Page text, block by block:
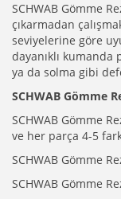
SCHWAB Gömme
çıkarmadan
seviyelerine göre
dayanıklı
ya da solma gibi
SCHWAB Gömme
SCHWAB Gömme
ve her parça 4-5
SCHWAB Gömme
SCHWAB Gömme